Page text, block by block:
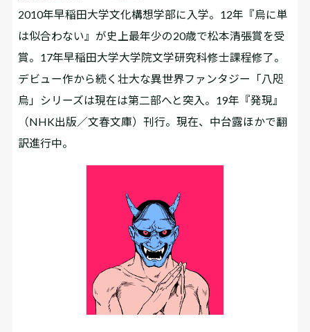
2010年早稲田大学文化構想学部に入学。12年『烏に単
は似合わない』が史上最年少の20歳で松本清張賞を受
賞。17年早稲田大学大学院文学研究科修士課程修了。
デビュー作から続く壮大な異世界ファンタジー「八咫
烏」シリーズは現在は第二部へと突入。19年『発現』
（NHK出版／文春文庫）刊行。現在、中台露ほかで翻
訳進行中。